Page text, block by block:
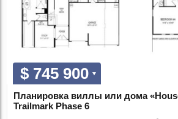
$ 745 900
Планировка виллы или дома
Trailmark Phase 6